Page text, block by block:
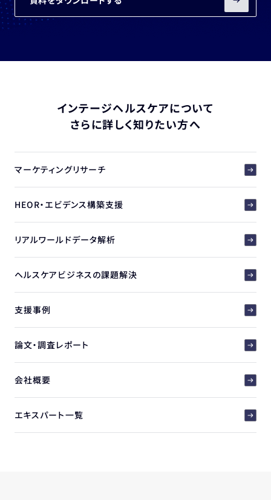
インテージヘルスケアについて
さらに詳しく知りたい方へ
マーケティングリサーチ
HEOR・エビデンス構築支援
リアルワールドデータ解析
ヘルスケアビジネスの課題解決
支援事例
論文・調査レポート
会社概要
エキスパート一覧